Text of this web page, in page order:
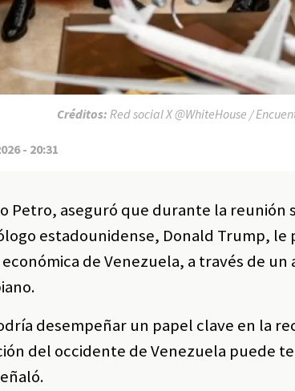
- 20:31
Créditos: Red social X @WhiteHouse /
Petro, aseguró que durante la reunión
estadounidense, Donald Trump, le
de Venezuela, a través de un
desempeñar un papel clave en la
del occidente de Venezuela puede